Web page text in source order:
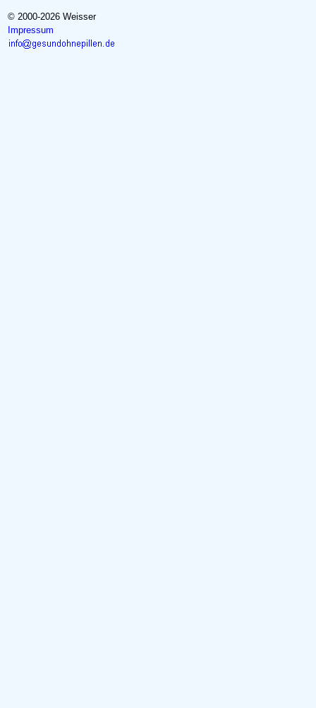
© 2000-2026 Weisser
Impressum